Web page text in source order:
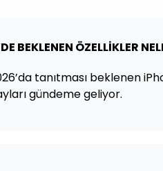
BEKLENEN ÖZELLİKLER
tanıtması beklenen
gündeme geliyor.